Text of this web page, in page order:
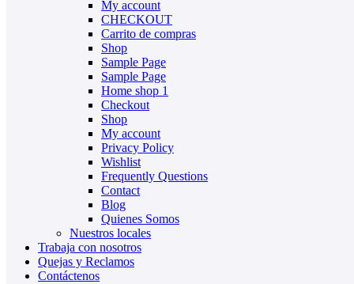
My account
CHECKOUT
Carrito de compras
Shop
Sample Page
Sample Page
Home shop 1
Checkout
Shop
My account
Privacy Policy
Wishlist
Frequently Questions
Contact
Blog
Quienes Somos
Nuestros locales
Trabaja con nosotros
Quejas y Reclamos
Contáctenos